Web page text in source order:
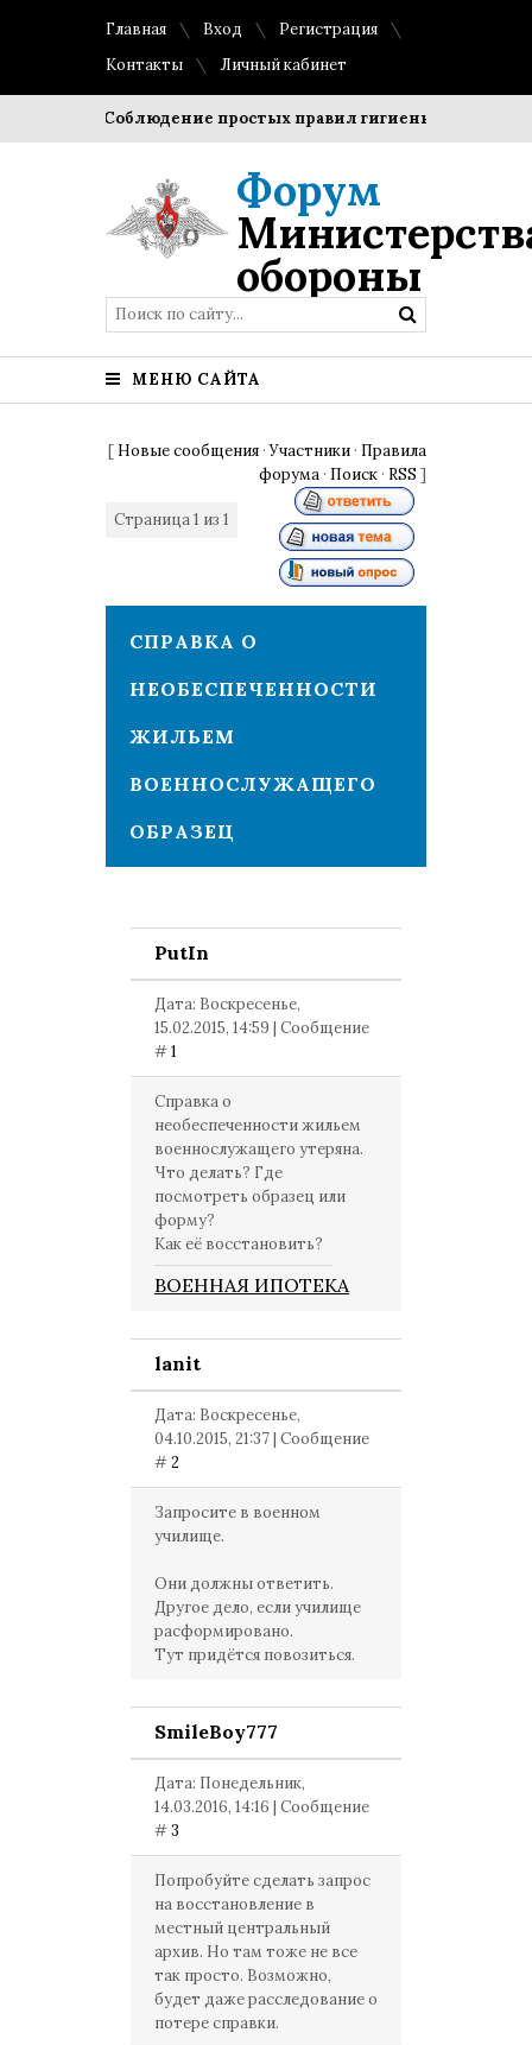
Главная Вход
Регистрация
Контакты
Личный кабинет
Соблюдение простых правил гигиены помогает
Форум
обороны
МЕНЮ САЙТА
[ Новые сообщения ·Участники · Правила
форума · Поиск · RSS ]
Страница1 из 1
СПРАВКА О
НЕОБЕСПЕЧЕННОСТИ
ЖИЛЬЕМ
ВОЕННОСЛУЖАЩЕГО
ОБРАЗЕЦ
PutIn
Дата: Воскресенье,
15.02.2015, 14:59 | Сообщение
#1
Справка о
необеспеченности жильем
военнослужащего утеряна.
Что делать? Где
посмотреть образец или
форму?
Как её восстановить?
ВОЕННАЯ ИПОТЕКА
lanit
Дата: Воскресенье,
04.10.2015, 21:37 | Сообщение
#2
Запросите в военном
училище.
Они должны ответить.
Другое дело, если училище
расформировано.
Тут придётся повозиться.
SmileBoy777
Дата: Понедельник,
14.03.2016, 14:16 | Сообщение
#3
Попробуйте сделать запрос
на восстановление в
местный центральный
архив. Но там тоже не все
так просто. Возможно,
будет даже расследование о
потере справки.